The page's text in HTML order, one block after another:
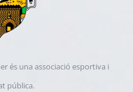
és una associació esportiva i
pública.